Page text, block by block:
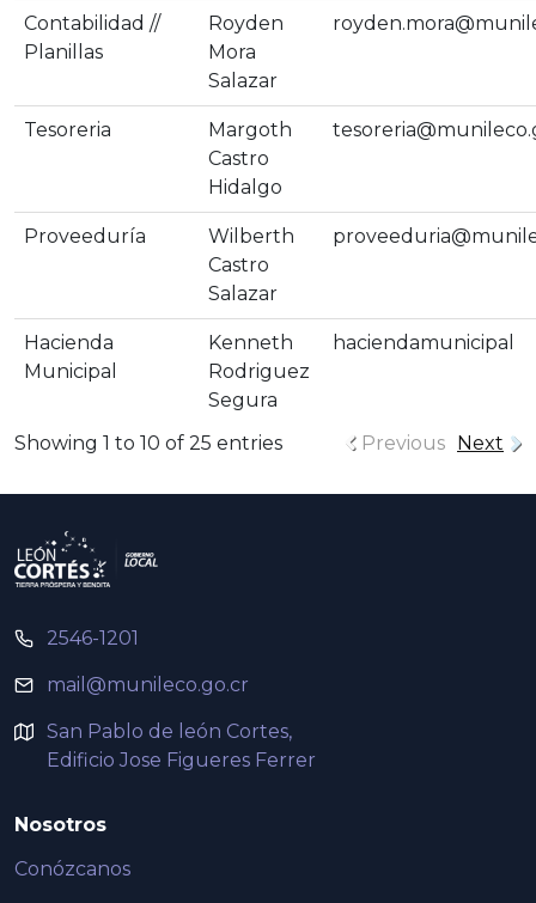
Contabilidad //
Planillas
Royden
Mora
Salazar
Tesoreria
Margoth
Castro
Hidalgo
Proveeduría
Wilberth
Castro
Salazar
Hacienda
Municipal
Kenneth
Rodriguez
Segura
haciendamunicipal
Showing 1 to 10 of 25 entries Previous Next
2546-1201
mail@munileco.go.cr
San Pablo de león Cortes,
Edificio Jose Figueres Ferrer
Nosotros
Conózcanos